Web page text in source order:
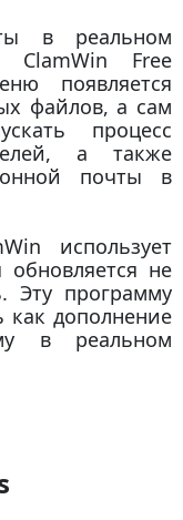
в реальном
ClamWin Free
появляется
файлов, а сам
процесс
а также
почты в
использует
обновляется не
Эту программу
как дополнение
в реальном